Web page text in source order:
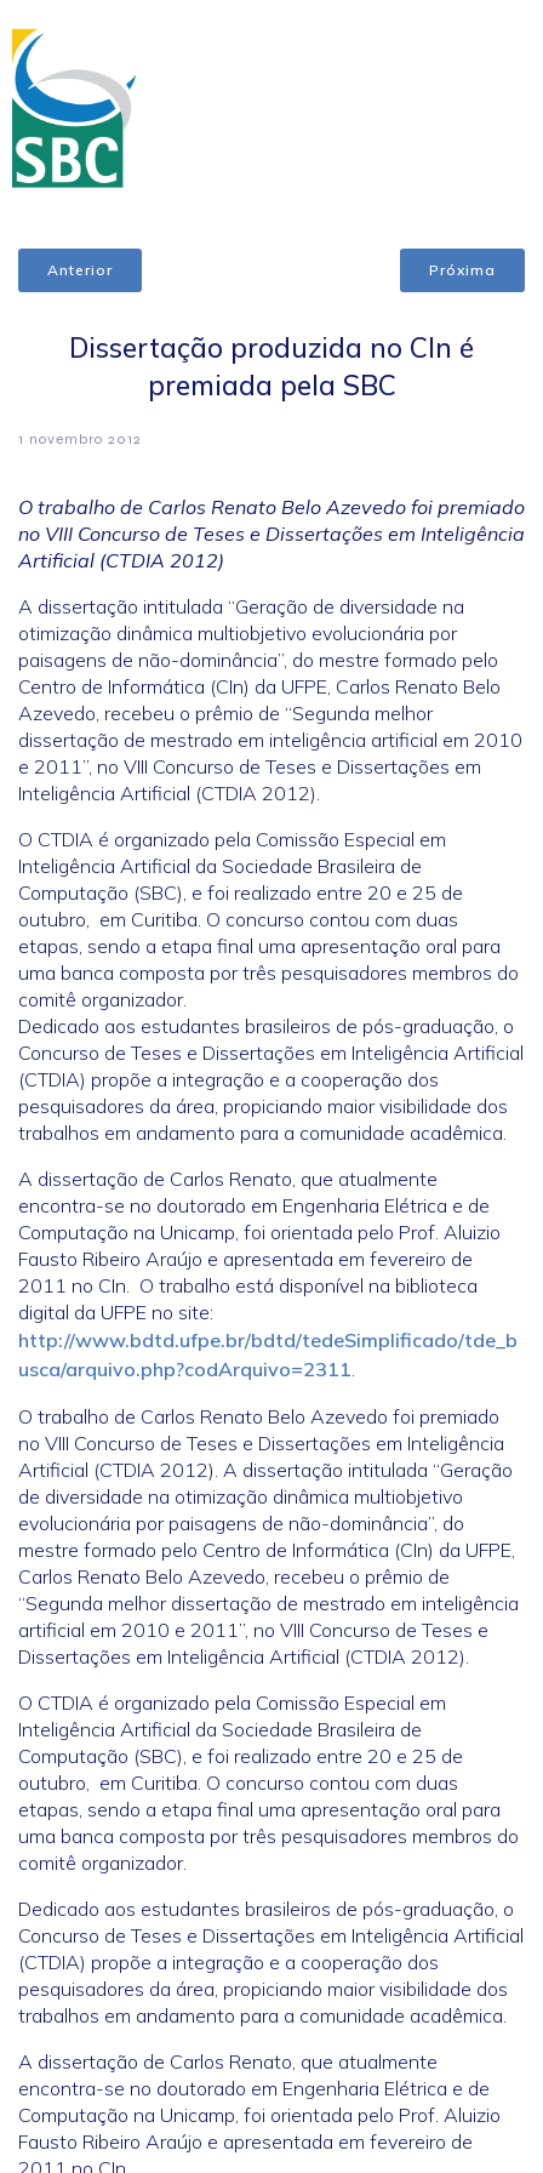
Anterior Próxima
Dissertação produzida no CIn é
premiada pela SBC
1 novembro 2012
O trabalho de Carlos Renato Belo Azevedo foi premiado
no VIII Concurso de Teses e Dissertações em Inteligência
Artificial (CTDIA 2012)
A dissertação intitulada “Geração de diversidade na
otimização dinâmica multiobjetivo evolucionária por
paisagens de não-dominância”, do mestre formado pelo
Centro de Informática (CIn) da UFPE, Carlos Renato Belo
Azevedo, recebeu o prêmio de “Segunda melhor
dissertação de mestrado em inteligência artificial em 2010
e 2011”, no VIII Concurso de Teses e Dissertações em
Inteligência Artificial (CTDIA 2012).
O CTDIA é organizado pela Comissão Especial em
Inteligência Artificial da Sociedade Brasileira de
Computação (SBC), e foi realizado entre 20 e 25 de
outubro, em Curitiba. O concurso contou com duas
etapas, sendo a etapa final uma apresentação oral para
uma banca composta por três pesquisadores membros do
comitê organizador.
Dedicado aos estudantes brasileiros de pós-graduação, o
Concurso de Teses e Dissertações em Inteligência Artificial
(CTDIA) propõe a integração e a cooperação dos
pesquisadores da área, propiciando maior visibilidade dos
trabalhos em andamento para a comunidade acadêmica.
A dissertação de Carlos Renato, que atualmente
encontra-se no doutorado em Engenharia Elétrica e de
Computação na Unicamp, foi orientada pelo Prof. Aluizio
Fausto Ribeiro Araújo e apresentada em fevereiro de
2011 no CIn. O trabalho está disponível na biblioteca
digital da UFPE no site:
http://www.bdtd.ufpe.br/bdtd/tedeSimplificado/tde_b
usca/arquivo.php?codArquivo=2311.
O trabalho de Carlos Renato Belo Azevedo foi premiado
no VIII Concurso de Teses e Dissertações em Inteligência
Artificial (CTDIA 2012). A dissertação intitulada “Geração
de diversidade na otimização dinâmica multiobjetivo
evolucionária por paisagens de não-dominância”, do
mestre formado pelo Centro de Informática (CIn) da UFPE,
Carlos Renato Belo Azevedo, recebeu o prêmio de
“Segunda melhor dissertação de mestrado em inteligência
artificial em 2010 e 2011”, no VIII Concurso de Teses e
Dissertações em Inteligência Artificial (CTDIA 2012).
O CTDIA é organizado pela Comissão Especial em
Inteligência Artificial da Sociedade Brasileira de
Computação (SBC), e foi realizado entre 20 e 25 de
outubro, em Curitiba. O concurso contou com duas
etapas, sendo a etapa final uma apresentação oral para
uma banca composta por três pesquisadores membros do
comitê organizador.
Dedicado aos estudantes brasileiros de pós-graduação, o
Concurso de Teses e Dissertações em Inteligência Artificial
(CTDIA) propõe a integração e a cooperação dos
pesquisadores da área, propiciando maior visibilidade dos
trabalhos em andamento para a comunidade acadêmica.
A dissertação de Carlos Renato, que atualmente
encontra-se no doutorado em Engenharia Elétrica e de
Computação na Unicamp, foi orientada pelo Prof. Aluizio
Fausto Ribeiro Araújo e apresentada em fevereiro de
2011 no CIn.